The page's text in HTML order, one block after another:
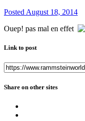
Posted August 18, 2014
Ouep! pas mal en effet
Link to post
Share on other sites